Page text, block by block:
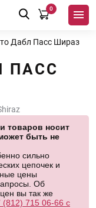
0
Дабл Пасс Шираз
ПАСС
товаров носит
быть не
сильно
цепочек и
цены
Об
вы так же
(812) 715 06-66 с